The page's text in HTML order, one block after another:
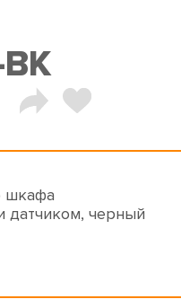
шкафа
датчиком, черный